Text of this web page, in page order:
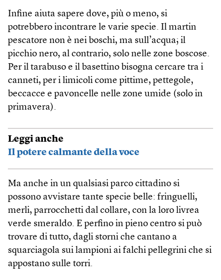
Infine aiuta sapere dove, più o meno, si
potrebbero incontrare le varie specie. Il martin
pescatore non è nei boschi, ma sull’acqua; il
picchio nero, al contrario, solo nelle zone boscose.
Per il tarabuso e il basettino bisogna cercare tra i
canneti, per i limicoli come pittime, pettegole,
beccacce e pavoncelle nelle zone umide (solo in
primavera).
Leggi anche
Il potere calmante della voce
Ma anche in un qualsiasi parco cittadino si
possono avvistare tante specie belle: fringuelli,
merli, parrocchetti dal collare, con la loro livrea
verde smeraldo. E perfino in pieno centro si può
trovare di tutto, dagli storni che cantano a
squarciagola sui lampioni ai falchi pellegrini che si
appostano sulle torri.